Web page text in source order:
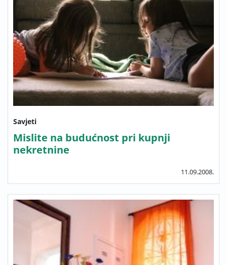
Savjeti
Mislite na budućnost pri kupnji
nekretnine
11.09.2008.